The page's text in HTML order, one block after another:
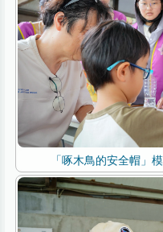
「啄木鳥的安全帽」